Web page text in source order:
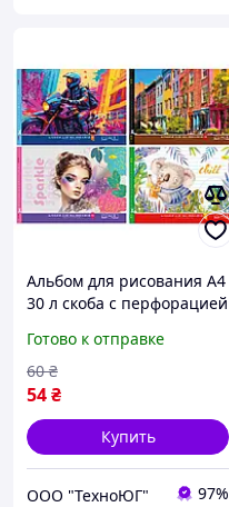
Альбом для рисования А4
30 л скоба с перфорацией
Готово к отправке
54₴
60 ₴
Купить
ООО "ТехноЮГ" 97%